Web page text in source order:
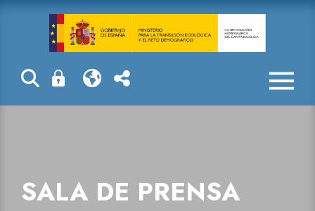
Sala de prensa
SALA DE PRENSA